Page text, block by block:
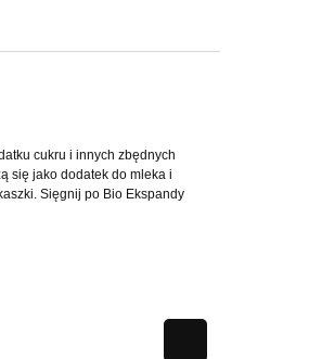
cukru i innych zbędnych
się jako dodatek do mleka i
Sięgnij po Bio Ekspandy